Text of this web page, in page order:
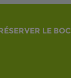
LE